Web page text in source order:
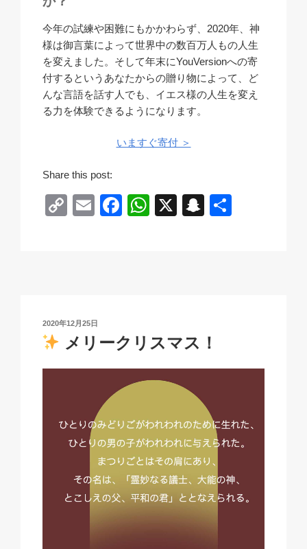
今年の試練や困難にもかかわらず、2020年、神
様は御言葉によって世界中の数百万人もの人生
を変えました。そして年末にYouVersionへの寄
付するというあなたからの贈り物によって、ど
んな言語を話す人でも、イエス様の人生を変え
る力を体験できるようになります。
いますぐ寄付 ＞
Share this post:
C
n
k
E
F
o
W
p
X
S
at
投
稿
日:
2020年12月25日
メリークリスマス！